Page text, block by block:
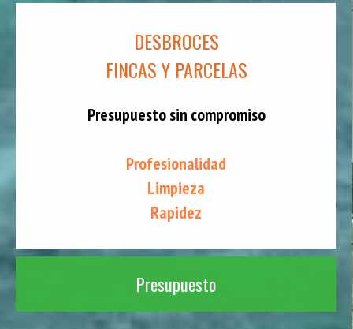
DESBROCES
FINCAS Y PARCELAS
Presupuesto sin compromiso
Profesionalidad
Limpieza
Rapidez
Presupuesto